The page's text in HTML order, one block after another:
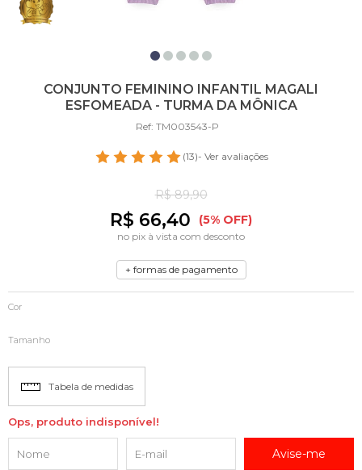
CONJUNTO FEMININO INFANTIL MAGALI
ESFOMEADA - TURMA DA MÔNICA
Ref: TM003543-P
(13)- Ver avaliações
R$ 89,90
R$ 66,40 (5% OFF)
no pix à vista com desconto
+ formas de pagamento
Cor
Tamanho
Tabela de medidas
Ops, produto indisponível!
Avise-me